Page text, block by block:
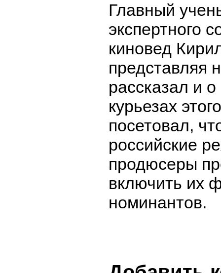
Главный
экспертного
киновед
представляя
рассказал и
курьезах
посетовал,
российские
продюсеры
включить их
номинантов.